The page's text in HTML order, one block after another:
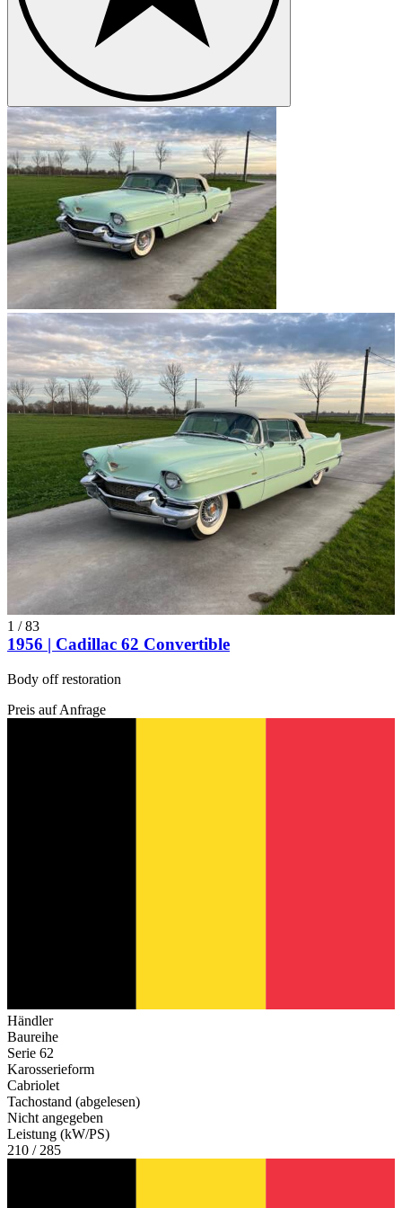
1 /83
1956 | Cadillac 62 Convertible
Body off restoration
Preis auf Anfrage
Händler
Baureihe
Serie 62
Karosserieform
Cabriolet
Tachostand (abgelesen)
Nicht angegeben
Leistung (kW/PS)
210 / 285